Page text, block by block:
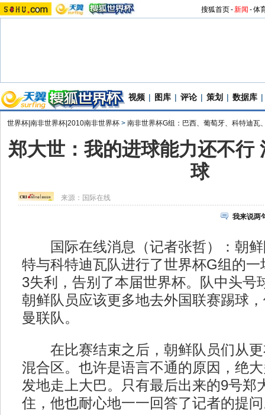
搜狐首页-新闻 -体
视频 | 图库 | 评论 | 策划 | 数据库 |
世界杯|南非世界杯|2010南非世界杯 > 南非世界杯G组：巴西、葡萄牙、科特迪瓦
郑大世：我的进球能力还不行
球
来源： 国际在线
我来说两
国际在线消息（记者张哲）：朝鲜
特与科特迪瓦队进行了世界杯G组的
3失利，告别了本届世界杯。队中头号
朝鲜队员应该更多地去外国联赛踢球
曼联队。
在比赛结束之后，朝鲜队员们从更
混合区。也许是语言不通的原因，绝
发地走上大巴。只有最后出来的9号郑
住，他也耐心地一一回答了记者的提